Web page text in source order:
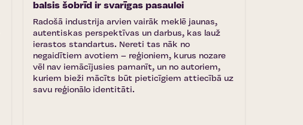
balsis šobrīd ir svarīgas pasaulei
Radošā industrija arvien vairāk meklē jaunas,
autentiskas perspektīvas un darbus, kas lauž
ierastos standartus. Nereti tas nāk no
negaidītiem avotiem – reģioniem, kurus nozare
vēl nav iemācījusies pamanīt, un no autoriem,
kuriem bieži mācīts būt pieticīgiem attiecībā uz
savu reģionālo identitāti.